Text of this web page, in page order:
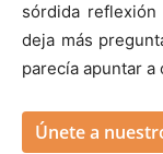
sórdida
deja más
parecía apuntar a
Únete a